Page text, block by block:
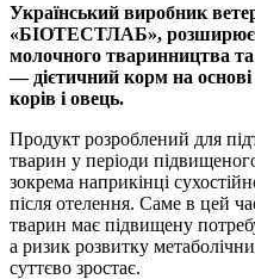
Український виробник
«БІОТЕСТЛАБ», розширює
молочного тваринництва
— дієтичний корм на основі
корів і овець.
Продукт розроблений для
тварин у періоди
зокрема наприкінці
після отелення. Саме в цей
тварин має підвищену
а ризик розвитку
суттєво зростає.